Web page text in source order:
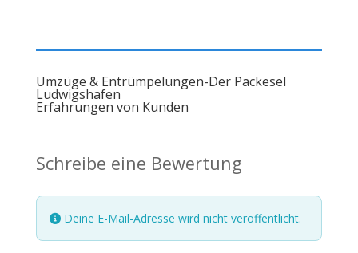
Umzüge & Entrümpelungen-Der Packesel
Ludwigshafen
Erfahrungen von Kunden
Schreibe eine Bewertung
Deine E-Mail-Adresse wird nicht veröffentlicht.